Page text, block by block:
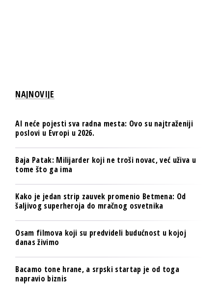
NAJNOVIJE
AI neće pojesti sva radna mesta: Ovo su najtraženiji
poslovi u Evropi u 2026.
Baja Patak: Milijarder koji ne troši novac, već uživa u
tome što ga ima
Kako je jedan strip zauvek promenio Betmena: Od
šaljivog superheroja do mračnog osvetnika
Osam filmova koji su predvideli budućnost u kojoj
danas živimo
Bacamo tone hrane, a srpski startap je od toga
napravio biznis